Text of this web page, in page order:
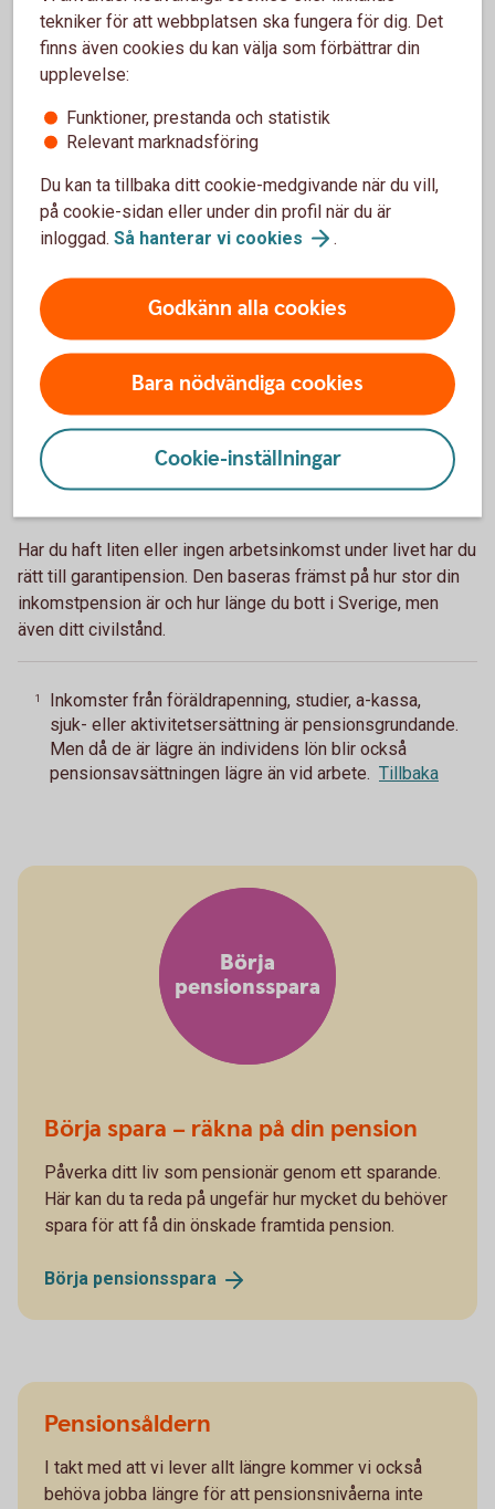
tidsbegränsad period, till exempel fem eller tio år kommer
månadsbeloppet bli högre än om du väljer livsvarigt uttag.
Men när de åren har gått är tjänstepensionen slut. Väljer du
pengar varje månad livet ut.
till tjänstepension kommer dina utbetalningar att komma
från flera olika håll.
Eget sparande
De flesta som har arbetat heltid ett helt arbetsliv kan räkna
med omkring 70-75 procent av sin slutlön i pension. Vill du
ha högre pension eller kunna vara flexibel med när och hur
du vill gå i pension, kan du även behöva ha ett privat
pensionssparande.
Har du haft liten eller ingen arbetsinkomst under livet har du
rätt till garantipension. Den baseras främst på hur stor din
inkomstpension är och hur länge du bott i Sverige, men
även ditt civilstånd.
1
Inkomster från föräldrapenning, studier, a-kassa,
sjuk- eller aktivitetsersättning är pensionsgrundande.
Men då de är lägre än individens lön blir också
pensionsavsättningen lägre än vid arbete. Tillbaka
Börja
pensionsspara
Börja spara – räkna på din pension
Påverka ditt liv som pensionär genom ett sparande.
Här kan du ta reda på ungefär hur mycket du behöver
spara för att få din önskade framtida pension.
Börja pensionsspara
Pensionsåldern
I takt med att vi lever allt längre kommer vi också
behöva jobba längre för att pensionsnivåerna inte
tekniker för att webbplatsen ska fungera för dig. Det
finns även cookies du kan välja som förbättrar din
upplevelse:
Funktioner, prestanda och statistik
Relevant marknadsföring
Du kan ta tillbaka ditt cookie-medgivande när du vill,
på cookie-sidan eller under din profil när du är
inloggad. Så hanterar vi cookies .
Godkänn alla cookies
Bara nödvändiga cookies
Cookie-inställningar